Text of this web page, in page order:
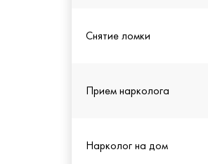
Снятие ломки
Прием нарколога
Нарколог на дом